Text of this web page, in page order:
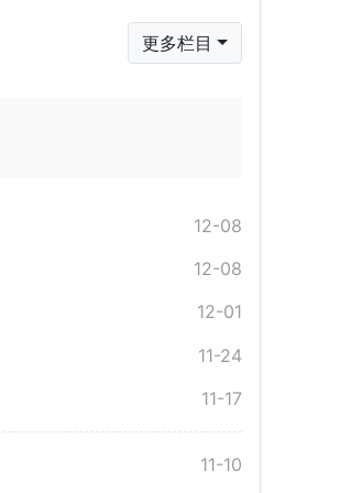
更多栏目
12-08
12-08
12-01
11-24
11-17
11-10